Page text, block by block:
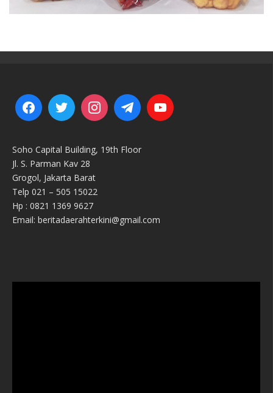
Soho Capital Building, 19th Floor
Jl. S. Parman Kav 28
Grogol, Jakarta Barat
Telp 021 – 505 15022
Hp : 0821 1369 9627
Email: beritadaerahterkini@gmail.com